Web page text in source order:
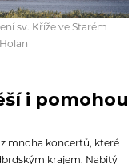
sv. Kříže ve Starém
i pomohou
mnoha koncertů, které
krajem. Nabitý